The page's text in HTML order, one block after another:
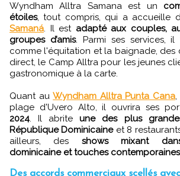
Wyndham Alltra Samana est un
étoiles, tout compris, qui a accueille
Samaná. Il est adapté aux couples,
groupes d’amis. Parmi ses services,
comme l'équitation et la baignade, des
direct, le Camp Alltra pour les jeunes
gastronomique à la carte.
Quant auWyndham Alltra Punta Cana,
plage d'Uvero Alto, il ouvrira ses
2024. Il abriteune des plus
République Dominicaineet 8
ailleurs, des shows mixant
dominicaine et touches contemporaines
Des accords commerciaux scellés